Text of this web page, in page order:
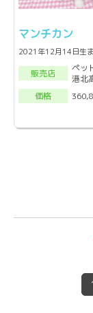
マンチカン
2021年12月14日生
販売店
ペッ
港北
価格